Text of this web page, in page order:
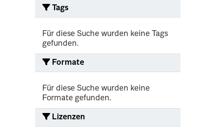
Tags
Für diese Suche wurden keine Tags
gefunden.
Formate
Für diese Suche wurden keine
Formate gefunden.
Lizenzen